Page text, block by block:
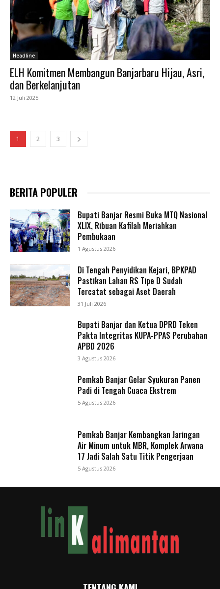
Headline
ELH Komitmen Membangun Banjarbaru Hijau, Asri,
dan Berkelanjutan
12 Juli 2025
1 2 3
BERITA POPULER
Bupati Banjar Resmi Buka MTQ Nasional
XLIX, Ribuan Kafilah Meriahkan
Pembukaan
1 Agustus 2026
Di Tengah Penyidikan Kejari, BPKPAD
Pastikan Lahan RS Tipe D Sudah
Tercatat sebagai Aset Daerah
31 Juli 2026
Bupati Banjar dan Ketua DPRD Teken
Pakta Integritas KUPA-PPAS Perubahan
APBD 2026
3 Agustus 2026
Pemkab Banjar Gelar Syukuran Panen
Padi di Tengah Cuaca Ekstrem
5 Agustus 2026
Pemkab Banjar Kembangkan Jaringan
Air Minum untuk MBR, Komplek Arwana
17 Jadi Salah Satu Titik Pengerjaan
5 Agustus 2026